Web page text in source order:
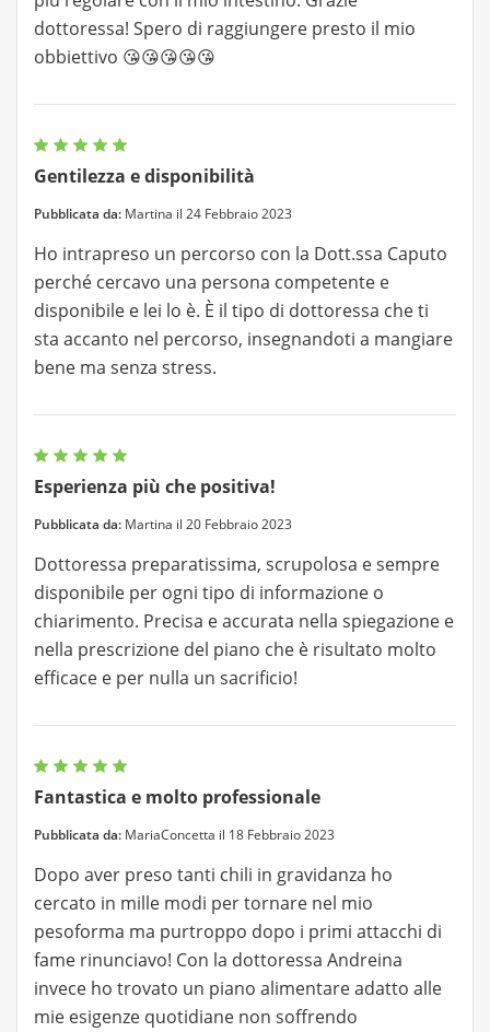
dottoressa! Spero di raggiungere presto il mio
obbiettivo 😘😘😘😘😘
Gentilezza e disponibilità
Pubblicata da: Martina il 24 Febbraio 2023
Ho intrapreso un percorso con la Dott.ssa Caputo
perché cercavo una persona competente e
disponibile e lei lo è. È il tipo di dottoressa che ti
sta accanto nel percorso, insegnandoti a mangiare
bene ma senza stress.
Esperienza più che positiva!
Pubblicata da: Martina il 20 Febbraio 2023
Dottoressa preparatissima, scrupolosa e sempre
disponibile per ogni tipo di informazione o
chiarimento. Precisa e accurata nella spiegazione e
nella prescrizione del piano che è risultato molto
efficace e per nulla un sacrificio!
Fantastica e molto professionale
Pubblicata da: MariaConcetta il 18 Febbraio 2023
Dopo aver preso tanti chili in gravidanza ho
cercato in mille modi per tornare nel mio
pesoforma ma purtroppo dopo i primi attacchi di
fame rinunciavo! Con la dottoressa Andreina
invece ho trovato un piano alimentare adatto alle
mie esigenze quotidiane non soffrendo